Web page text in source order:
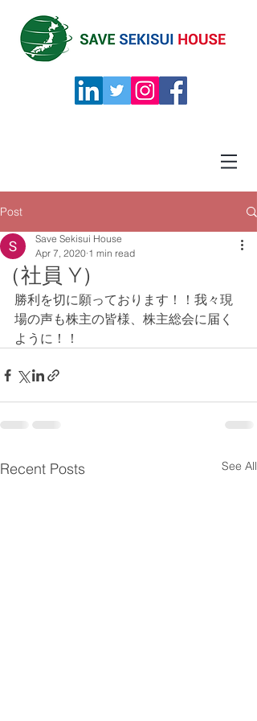
Post
（社員 Y）
Save Sekisui House
Apr 7, 2020 1 min read
勝利を切に願っております！！我々現
場の声も株主の皆様、株主総会に届く
ように！！
Recent Posts See All